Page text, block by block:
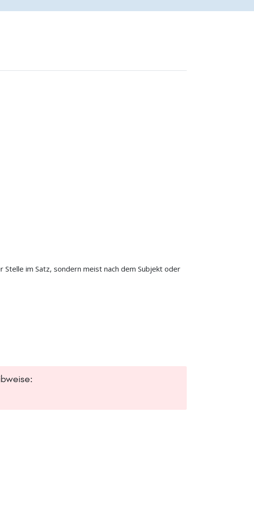
Stelle im Satz, sondern meist nach dem Subjekt oder